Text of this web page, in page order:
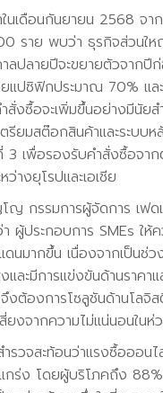
นเดือนกันยายน 2568 จา
ราย พบว่า ธุรกิจส่วนใ
ลปลายปีจะขยายตัวจากปี
ยแปซิฟิกประมาณ 70% แล
สั่งซื้อจะเพิ่มขึ้นอย่างมีนัย
ตรียมสต๊อกสินค้าและระบบ
3 เพื่อรองรับคำสั่งซื้อจาก
ว่างยุโรปและเอเชีย
ญ กรรมการผู้จัดการ เฟด
า ผู้ประกอบการ SMEs ให้
นมากขึ้น เนื่องจากเป็นช่ว
ละมีการแข่งขันด้านราคาแ
งต้องการโซลูชันด้านโลจิ
ยงจากความไม่แน่นอนในห่
วจสะท้อนว่าแรงซื้อออนไ
ร่ง โดยผู้บริโภคถึง